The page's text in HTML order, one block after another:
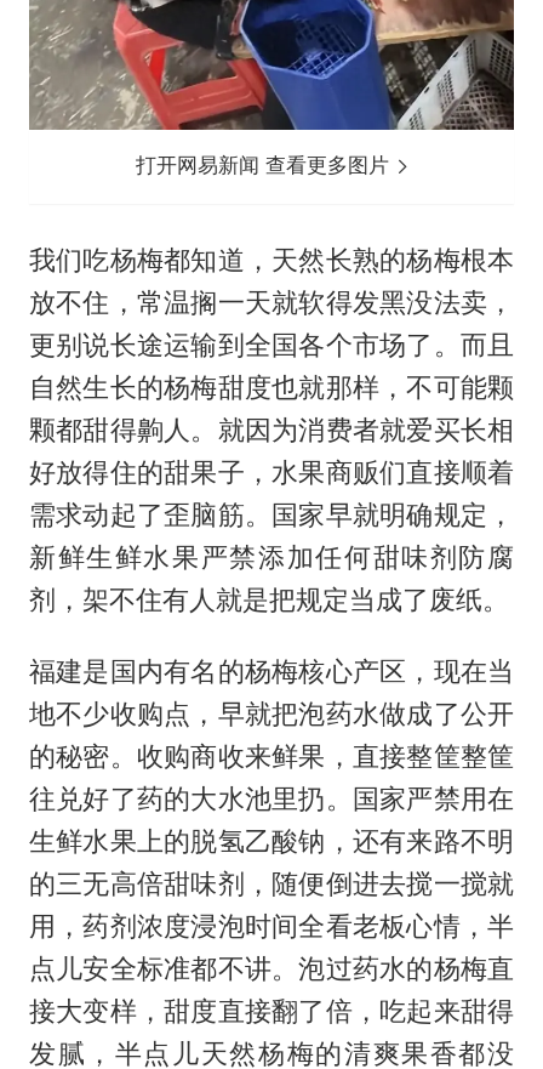
打开网易新闻 查看更多图片
我们吃杨梅都知道，天然长熟的杨梅根本
放不住，常温搁一天就软得发黑没法卖，
更别说长途运输到全国各个市场了。而且
自然生长的杨梅甜度也就那样，不可能颗
颗都甜得齁人。就因为消费者就爱买长相
好放得住的甜果子，水果商贩们直接顺着
需求动起了歪脑筋。国家早就明确规定，
新鲜生鲜水果严禁添加任何甜味剂防腐
剂，架不住有人就是把规定当成了废纸。
福建是国内有名的杨梅核心产区，现在当
地不少收购点，早就把泡药水做成了公开
的秘密。收购商收来鲜果，直接整筐整筐
往兑好了药的大水池里扔。国家严禁用在
生鲜水果上的脱氢乙酸钠，还有来路不明
的三无高倍甜味剂，随便倒进去搅一搅就
用，药剂浓度浸泡时间全看老板心情，半
点儿安全标准都不讲。泡过药水的杨梅直
接大变样，甜度直接翻了倍，吃起来甜得
发腻，半点儿天然杨梅的清爽果香都没